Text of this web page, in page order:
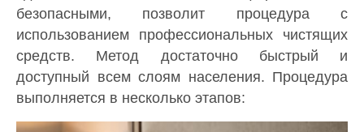
безопасными, позволит процедура с
использованием профессиональных чистящих
средств. Метод достаточно быстрый и
доступный всем слоям населения. Процедура
выполняется в несколько этапов: